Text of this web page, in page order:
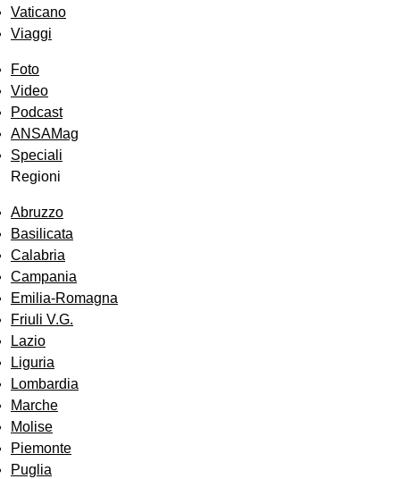
Vaticano
Viaggi
Foto
Video
Podcast
ANSAMag
Speciali
Regioni
Abruzzo
Basilicata
Calabria
Campania
Emilia-Romagna
Friuli V.G.
Lazio
Liguria
Lombardia
Marche
Molise
Piemonte
Puglia